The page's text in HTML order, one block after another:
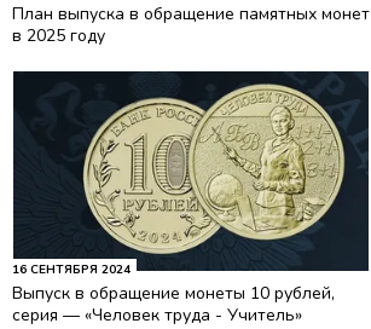
План выпуска в обращение памятных монет
в 2025 году
16 СЕНТЯБРЯ 2024
Выпуск в обращение монеты 10 рублей,
серия — «Человек труда - Учитель»